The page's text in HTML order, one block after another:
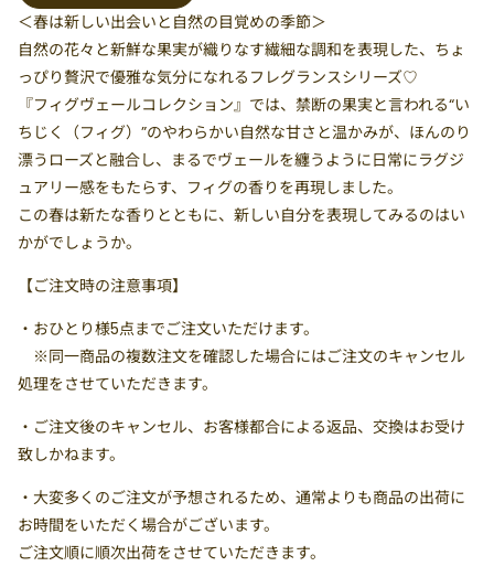
＜春は新しい出会いと自然の目覚めの季節＞
自然の花々と新鮮な果実が織りなす繊細な調和を表現した、ちょ
っぴり贅沢で優雅な気分になれるフレグランスシリーズ♡
『フィグヴェールコレクション』では、禁断の果実と言われる“い
ちじく（フィグ）”のやわらかい自然な甘さと温かみが、ほんのり
漂うローズと融合し、まるでヴェールを纏うように日常にラグジ
ュアリー感をもたらす、フィグの香りを再現しました。
この春は新たな香りとともに、新しい自分を表現してみるのはい
かがでしょうか。
【ご注文時の注意事項】
・ おひとり様5点までご注文いただけます。
※同一商品の複数注文を確認した場合にはご注文のキャンセル
処理をさせていただきます。
・ご注文後のキャンセル、お客様都合による返品、交換はお受け
致しかねます。
・大変多くのご注文が予想されるため、通常よりも商品の出荷に
お時間をいただく場合がございます。
ご注文順に順次出荷をさせていただきます。